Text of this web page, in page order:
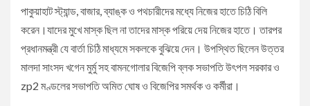
পাকুয়াহাট স্ট্যান্ড, বাজার, ব্যাঙ্ক ও পথচারীদের মধ্যে নিজের হাতে চিঠি বিলি
করেন।যাদের মুখে মাস্ক ছিল না তাদের মাস্ক পরিয়ে দেয় নিজের হাতে। তারপর
প্রধানমন্ত্রী যে বার্তা চিঠি মাধ্যমে সকলকে বুঝিয়ে দেন। উপস্থিত ছিলেন উত্তর
মালদা সাংসদ খগেন মুর্মু সহ বামনগোলার বিজেপি ব্লক সভাপতি উৎপল সরকার ও
zp2 মণ্ডলের সভাপতি অমিত ঘোষ ও বিজেপির সমর্থক ও কর্মীরা।